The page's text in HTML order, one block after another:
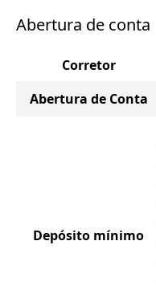
Abertura de conta
Corretor
Abertura de Conta
Depósito mínimo